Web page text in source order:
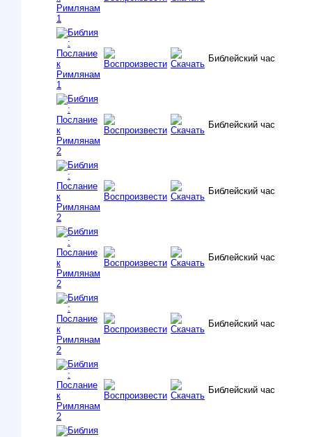
Библейский час
Библейский час
Библейский час
Библейский час
Библейский час
Библейский час